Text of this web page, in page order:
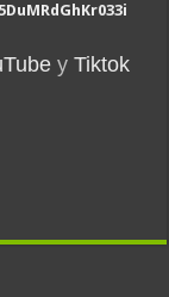
yTiktok